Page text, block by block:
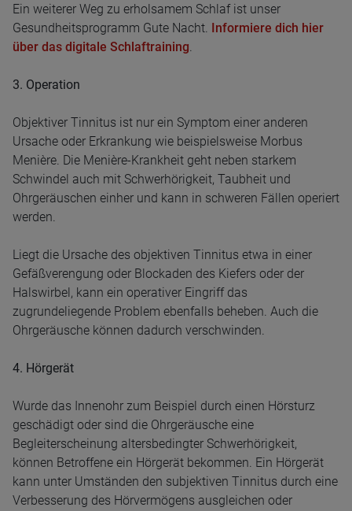
Ein weiterer Weg zu erholsamem Schlaf ist unser
Gesundheitsprogramm Gute Nacht. Informiere dich hier
über das digitale Schlaftraining.
3. Operation
Objektiver Tinnitus ist nur ein Symptom einer anderen
Ursache oder Erkrankung wie beispielsweise Morbus
Menière. Die Menière-Krankheit geht neben starkem
Schwindel auch mit Schwerhörigkeit, Taubheit und
Ohrgeräuschen einher und kann in schweren Fällen operiert
werden.
Liegt die Ursache des objektiven Tinnitus etwa in einer
Gefäßverengung oder Blockaden des Kiefers oder der
Halswirbel, kann ein operativer Eingriff das
zugrundeliegende Problem ebenfalls beheben. Auch die
Ohrgeräusche können dadurch verschwinden.
4. Hörgerät
Wurde das Innenohr zum Beispiel durch einen Hörsturz
geschädigt oder sind die Ohrgeräusche eine
Begleiterscheinung altersbedingter Schwerhörigkeit,
können Betroffene ein Hörgerät bekommen. Ein Hörgerät
kann unter Umständen den subjektiven Tinnitus durch eine
Verbesserung des Hörvermögens ausgleichen oder